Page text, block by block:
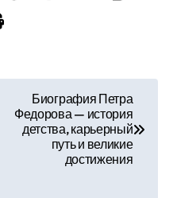
Биография Петра
Федорова — история
детства, карьерный
путь и великие
достижения